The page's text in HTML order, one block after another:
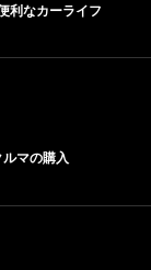
利なカーライフ
ルマの購入